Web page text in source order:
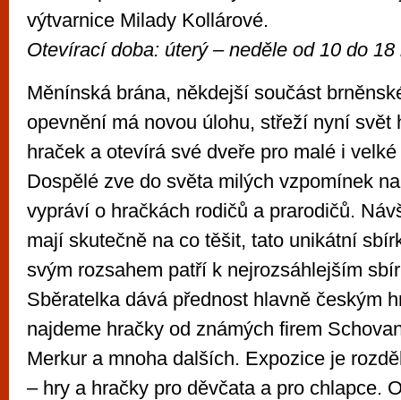
výtvarnice Milady Kollárové.
Otevírací doba: úterý – neděle od 10 do 18
Měnínská brána, někdejší součást
opevnění má novou úlohu, střeží nyní svět
hraček a otevírá své dveře pro malé i
Dospělé zve do světa milých vzpomínek
vypráví o hračkách rodičů a prarodičů.
mají skutečně na co těšit, tato unikátní
svým rozsahem patří k nejrozsáhlejším
Sběratelka dává přednost hlavně českým
najdeme hračky od známých firem
Merkur a mnoha dalších. Expozice je
– hry a hračky pro děvčata a pro chlapce.